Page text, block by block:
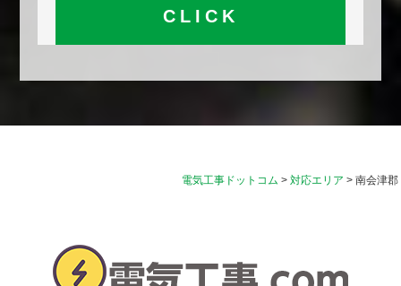
CLICK
電気工事ドットコム > 対応エリア > 南会津郡